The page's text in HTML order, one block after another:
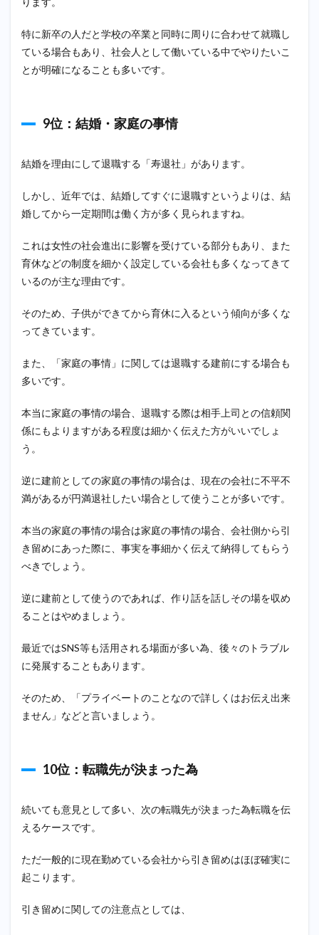
特に新卒の人だと学校の卒業と同時に周りに合わせて就職し
ている場合もあり、社会人として働いている中でやりたいこ
とが明確になることも多いです。
9位：結婚・家庭の事情
結婚を理由にして退職する「寿退社」があります。
しかし、近年では、結婚してすぐに退職すというよりは、結
婚してから一定期間は働く方が多く見られますね。
これは女性の社会進出に影響を受けている部分もあり、また
育休などの制度を細かく設定している会社も多くなってきて
いるのが主な理由です。
そのため、子供ができてから育休に入るという傾向が多くな
ってきています。
また、「家庭の事情」に関しては退職する建前にする場合も
多いです。
本当に家庭の事情の場合、退職する際は相手上司との信頼関
係にもよりますがある程度は細かく伝えた方がいいでしょ
う。
逆に建前としての家庭の事情の場合は、現在の会社に不平不
満があるが円満退社したい場合として使うことが多いです。
本当の家庭の事情の場合は家庭の事情の場合、会社側から引
き留めにあった際に、事実を事細かく伝えて納得してもらう
べきでしょう。
逆に建前として使うのであれば、作り話を話しその場を収め
ることはやめましょう。
最近ではSNS等も活用される場面が多い為、後々のトラブル
に発展することもあります。
そのため、「プライベートのことなので詳しくはお伝え出来
ません」などと言いましょう。
10位：転職先が決まった為
続いても意見として多い、次の転職先が決まった為転職を伝
えるケースです。
ただ一般的に現在勤めている会社から引き留めはほぼ確実に
起こります。
引き留めに関しての注意点としては、